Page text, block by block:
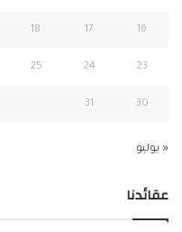
16
17
18
23
24
25
30
31
« يوليو
عقائدنا